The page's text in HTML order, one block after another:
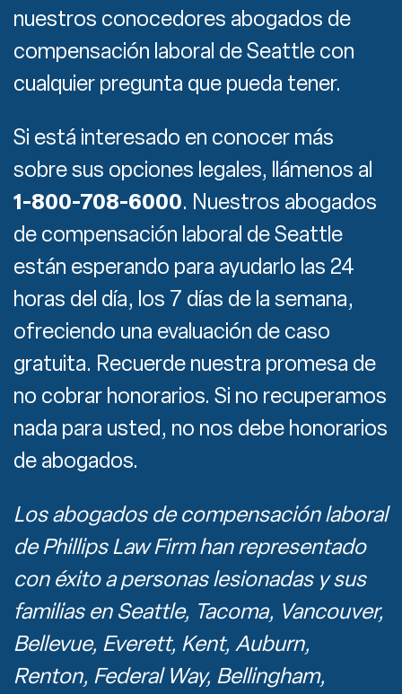
nuestros conocedores abogados de
compensación laboral de Seattle con
cualquier pregunta que pueda tener.
Si está interesado en conocer más
sobre sus opciones legales, llámenos al
1-800-708-6000. Nuestros abogados
de compensación laboral de Seattle
están esperando para ayudarlo las 24
horas del día, los 7 días de la semana,
ofreciendo una evaluación de caso
gratuita. Recuerde nuestra promesa de
no cobrar honorarios. Si no recuperamos
nada para usted, no nos debe honorarios
de abogados.
Los abogados de compensación laboral
de Phillips Law Firm han representado
con éxito a personas lesionadas y sus
familias en Seattle, Tacoma, Vancouver,
Bellevue, Everett, Kent, Auburn,
Renton, Federal Way, Bellingham,